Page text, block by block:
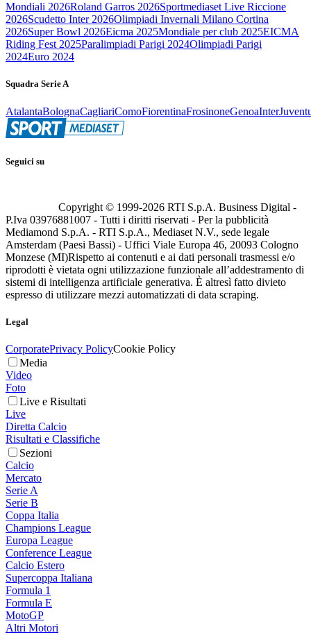
Mondiali 2026Roland Garros 2026Sportmediaset Live Riccione
2026Scudetto Inter 2026Olimpiadi Invernali Milano Cortina
2026Super Bowl 2026Eicma 2025Mondiale per club 2025EICMA
Riding Fest 2025Paralimpiadi Parigi 2024Olimpiadi Parigi
2024Euro 2024
Squadra Serie A
AtalantaBolognaCagliariComoFiorentinaFrosinoneGenoaInter
Seguici su
Copyright © 1999-2026 RTI S.p.A. Business Digital -
P.Iva 03976881007 - Tutti i diritti riservati - Per la pubblicità
Mediamond S.p.A. - RTI S.p.A., Mediaset N.V., sede legale
Amsterdam (Paesi Bassi) - Uffici Viale Europa 46, 20093 Cologno
Monzese (MI)Rispetto ai contenuti e ai dati personali trasmessi e/o
riprodotti è vietata ogni utilizzazione funzionale all’addestramento di
sistemi di intelligenza artificiale generativa. È altresì fatto divieto
espresso di utilizzare mezzi automatizzati di data scraping.
Legal
CorporatePrivacy PolicyCookie Policy
Media
Video
Foto
Live e Risultati
Live
Diretta Calcio
Risultati e Classifiche
Sezioni
Calcio
Mercato
Serie A
Serie B
Coppa Italia
Champions League
Europa League
Conference League
Calcio Estero
Supercoppa Italiana
Formula 1
Formula E
MotoGP
Altri Motori